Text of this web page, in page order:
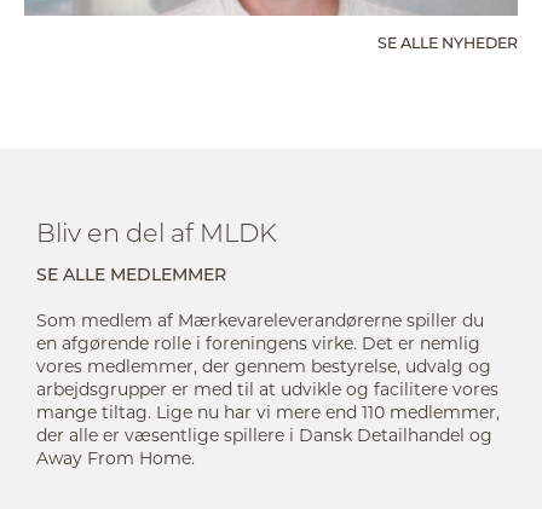
SE ALLE NYHEDER
Bliv en del af MLDK
SE ALLE MEDLEMMER
Som medlem af Mærkevareleverandørerne spiller du
en afgørende rolle i foreningens virke. Det er nemlig
vores medlemmer, der gennem bestyrelse, udvalg og
arbejdsgrupper er med til at udvikle og facilitere vores
mange tiltag. Lige nu har vi mere end 110 medlemmer,
der alle er væsentlige spillere i Dansk Detailhandel og
Away From Home.